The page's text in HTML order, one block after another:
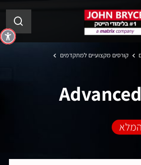
קורסים מקצועיים למתקדמים